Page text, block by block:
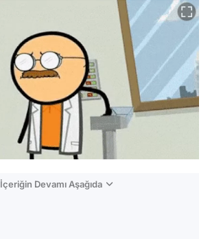
İçeriğin Devamı Aşağıda